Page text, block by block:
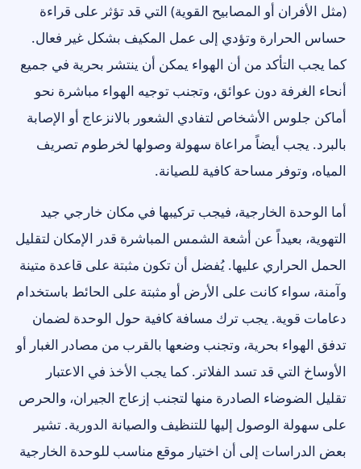
(مثل الأفران أو المصابيح القوية) التي قد تؤثر على قراءة
حساس الحرارة وتؤدي إلى عمل المكيف بشكل غير فعال.
كما يجب التأكد من أن الهواء يمكن أن ينتشر بحرية في جميع
أنحاء الغرفة دون عوائق، وتجنب توجيه الهواء مباشرة نحو
أماكن جلوس الأشخاص لتفادي الشعور بالانزعاج أو الإصابة
بالبرد. يجب أيضاً مراعاة سهولة وصولها لخرطوم تصريف
المياه، وتوفر مساحة كافية للصيانة.
أما الوحدة الخارجية، فيجب تركيبها في مكان خارجي جيد
التهوية، بعيداً عن أشعة الشمس المباشرة قدر الإمكان لتقليل
الحمل الحراري عليها. يُفضل أن تكون مثبتة على قاعدة متينة
وآمنة، سواء كانت على الأرض أو مثبتة على الحائط باستخدام
دعامات قوية. يجب ترك مسافة كافية حول الوحدة لضمان
تدفق الهواء بحرية، وتجنب وضعها بالقرب من مصادر الغبار أو
الأوساخ التي قد تسد الفلاتر. كما يجب الأخذ في الاعتبار
تقليل الضوضاء الصادرة منها لتجنب إزعاج الجيران، والحرص
على سهولة الوصول إليها للتنظيف والصيانة الدورية. تشير
بعض الدراسات إلى أن اختيار موقع مناسب للوحدة الخارجية